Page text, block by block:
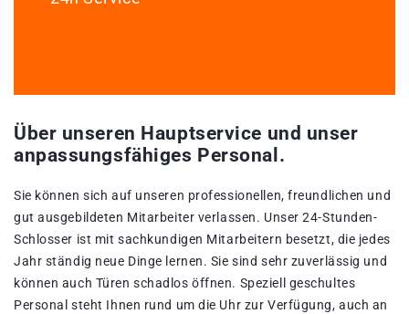
Über unseren Hauptservice und unser
anpassungsfähiges Personal.
Sie können sich auf unseren professionellen, freundlichen und
gut ausgebildeten Mitarbeiter verlassen. Unser 24-Stunden-
Schlosser ist mit sachkundigen Mitarbeitern besetzt, die jedes
Jahr ständig neue Dinge lernen. Sie sind sehr zuverlässig und
können auch Türen schadlos öffnen. Speziell geschultes
Personal steht Ihnen rund um die Uhr zur Verfügung, auch an